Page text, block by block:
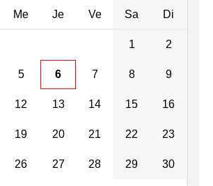
Me Je Ve Sa Di
1 2
5 6 7 8 9
12 13 14 15 16
19 20 21 22 23
26 27 28 29 30